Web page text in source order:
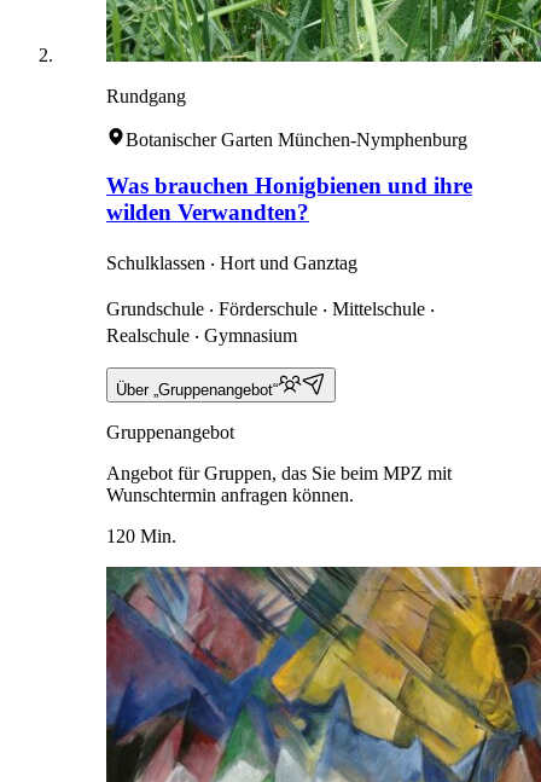
Rundgang
Botanischer Garten München-Nymphenburg
Was brauchen Honigbienen und ihre
wilden Verwandten?
Schulklassen ‧ Hort und Ganztag
Grundschule ‧ Förderschule ‧ Mittelschule ‧
Realschule ‧ Gymnasium
Über „Gruppenangebot“
Gruppenangebot
Angebot für Gruppen, das Sie beim MPZ mit
Wunschtermin anfragen können.
120 Min.